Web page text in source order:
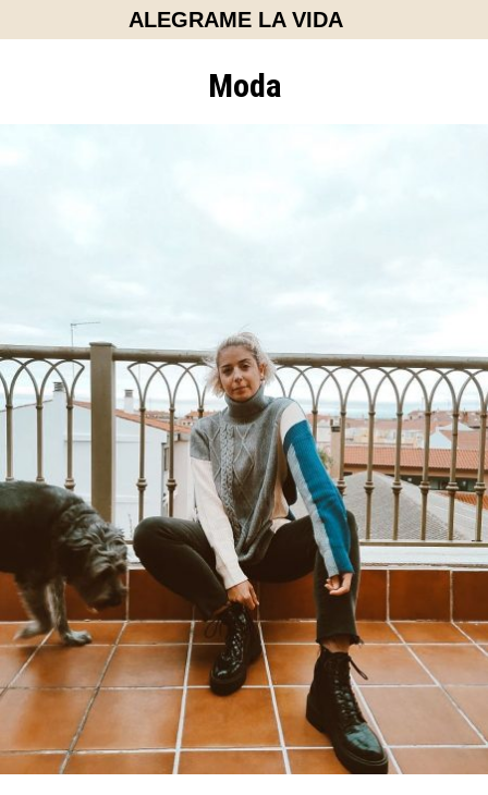
al
ALEGRAME LA VIDA
Moda